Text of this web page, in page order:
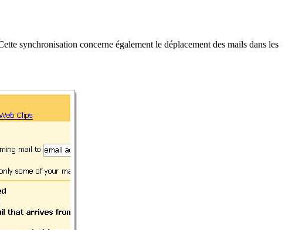
synchronisation concerne également le déplacement des mails dans les